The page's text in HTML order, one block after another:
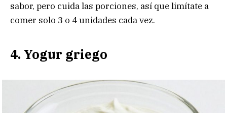
sabor, pero cuida las porciones, así que limítate a
comer solo 3 o 4 unidades cada vez.
4. Yogur griego